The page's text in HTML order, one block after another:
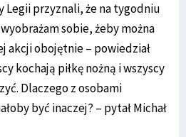
Legii przyznali, że na tygodniu
sobie, żeby można
akcji obojętnie – powiedział
kochają piłkę nożną i wszyscy
Dlaczego z osobami
być inaczej? – pytał Michał